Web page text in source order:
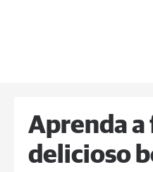
Aprenda a
delicioso